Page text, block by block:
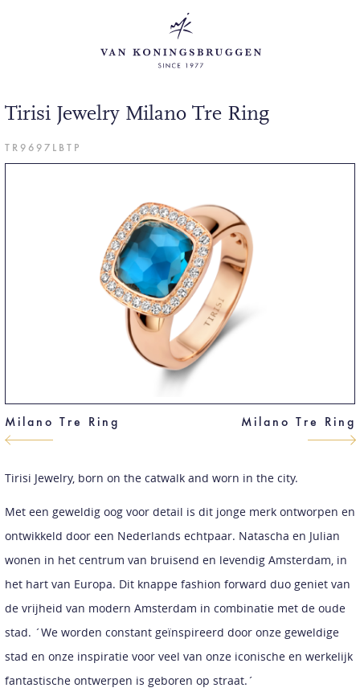
Tirisi Jewelry Milano Tre Ring
TR9697LBTP
Milano Tre Ring Milano Tre Ring
Tirisi Jewelry, born on the catwalk and worn in the city.
Met een geweldig oog voor detail is dit jonge merk ontworpen en
ontwikkeld door een Nederlands echtpaar. Natascha en Julian
wonen in het centrum van bruisend en levendig Amsterdam, in
het hart van Europa. Dit knappe fashion forward duo geniet van
de vrijheid van modern Amsterdam in combinatie met de oude
stad. ´We worden constant geïnspireerd door onze geweldige
stad en onze inspiratie voor veel van onze iconische en werkelijk
fantastische ontwerpen is geboren op straat.´